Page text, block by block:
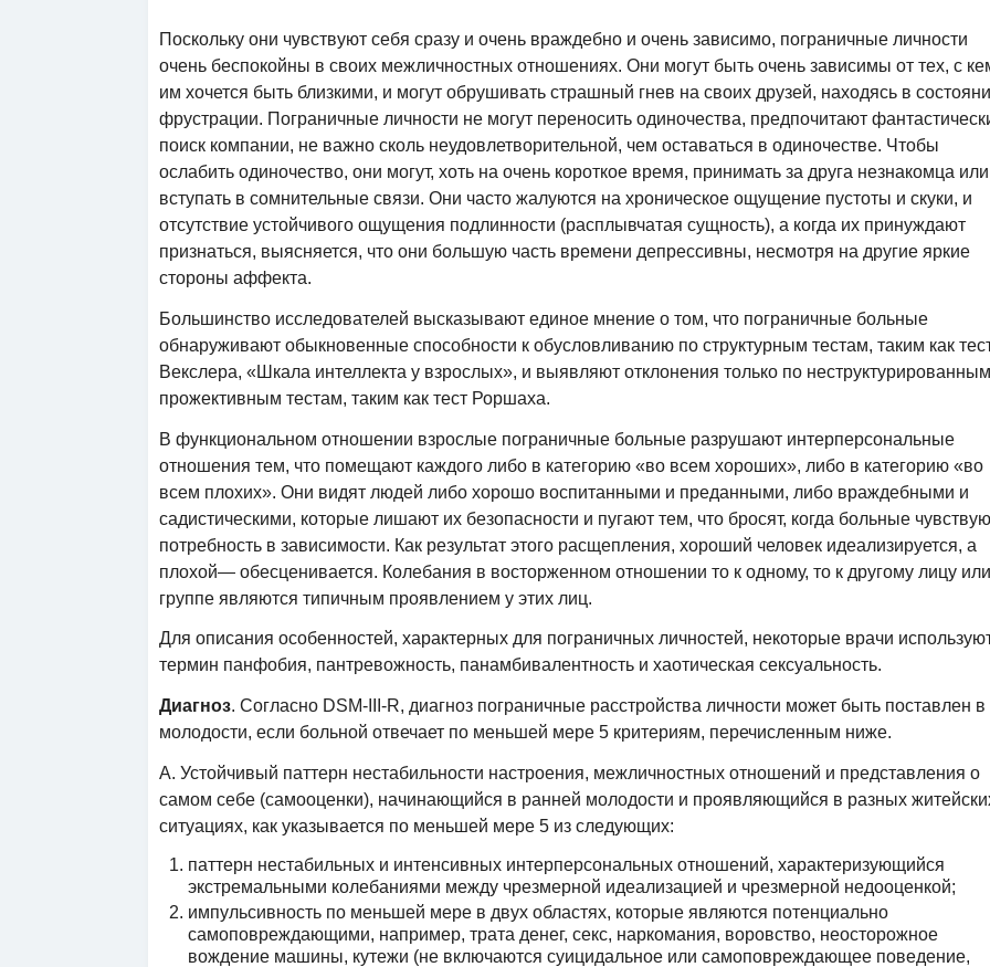
Поскольку они чувствуют себя сразу и очень враждебно и очень зависимо, пограничные личности
очень беспокойны в своих межличностных отношениях. Они могут быть очень зависимы от тех, с
им хочется быть близкими, и могут обрушивать страшный гнев на своих друзей, находясь в
фрустрации. Пограничные личности не могут переносить одиночества, предпочитают
поиск компании, не важно сколь неудовлетворительной, чем оставаться в одиночестве. Чтобы
ослабить одиночество, они могут, хоть на очень короткое время, принимать за друга незнакомца или
вступать в сомнительные связи. Они часто жалуются на хроническое ощущение пустоты и скуки, и
отсутствие устойчивого ощущения подлинности (расплывчатая сущность), а когда их принуждают
признаться, выясняется, что они большую часть времени депрессивны, несмотря на другие яркие
стороны аффекта.
Большинство исследователей высказывают единое мнение о том, что пограничные больные
обнаруживают обыкновенные способности к обусловливанию по структурным тестам, таким как
Векслера, «Шкала интеллекта у взрослых», и выявляют отклонения только по неструктурированным
прожективным тестам, таким как тест Роршаха.
В функциональном отношении взрослые пограничные больные разрушают интерперсональные
отношения тем, что помещают каждого либо в категорию «во всем хороших», либо в категорию «во
всем плохих». Они видят людей либо хорошо воспитанными и преданными, либо враждебными и
садистическими, которые лишают их безопасности и пугают тем, что бросят, когда больные
потребность в зависимости. Как результат этого расщепления, хороший человек идеализируется, а
плохой— обесценивается. Колебания в восторженном отношении то к одному, то к другому лицу или
группе являются типичным проявлением у этих лиц.
Для описания особенностей, характерных для пограничных личностей, некоторые врачи
термин панфобия, пантревожность, панамбивалентность и хаотическая сексуальность.
Диагноз. Согласно DSM-III-R, диагноз пограничные расстройства личности может быть поставлен в
молодости, если больной отвечает по меньшей мере 5 критериям, перечисленным ниже.
А. Устойчивый паттерн нестабильности настроения, межличностных отношений и представления о
самом себе (самооценки), начинающийся в ранней молодости и проявляющийся в разных
ситуациях, как указывается по меньшей мере 5 из следующих:
паттерн нестабильных и интенсивных интерперсональных отношений, характеризующийся
экстремальными колебаниями между чрезмерной идеализацией и чрезмерной недооценкой;
импульсивность по меньшей мере в двух областях, которые являются потенциально
самоповреждающими, например, трата денег, секс, наркомания, воровство, неосторожное
вождение машины, кутежи (не включаются суицидальное или самоповреждающее поведение,